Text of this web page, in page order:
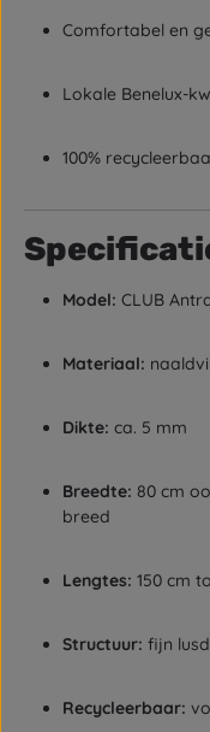
Comfortabel en
Lokale Benelux-
100%
Model: CLUB
Materiaal:
Dikte: ca. 5 mm
Breedte: 80 cm
breed
Lengtes: 150 cm
Structuur: fijn
Recycleerbaar: